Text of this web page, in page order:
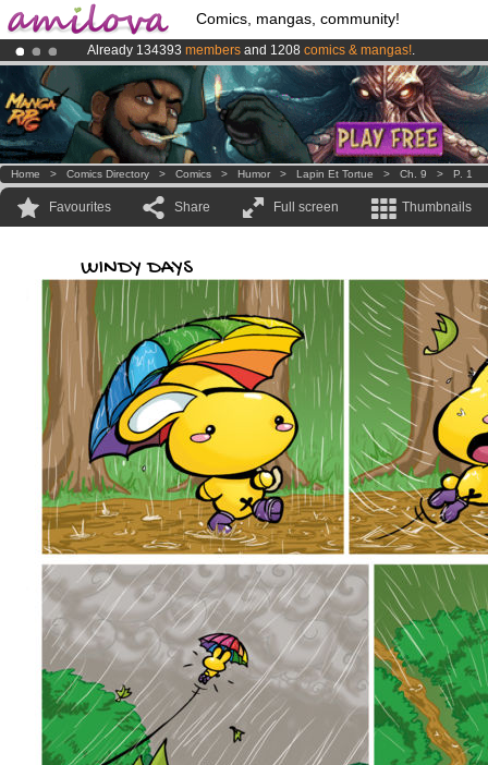
Comics, mangas, community!
Already 134393 members and 1208 comics & mangas!.
Premium membership from3.95 eurosper month !Get membership
AmilovaKickstarter is now LIVE!.
Home > Comics Directory > Comics > Humor > Lapin Et Tortue > Ch. 9 > P. 1
Favourites Share Full screen Thumbnails
WINDY DAYS